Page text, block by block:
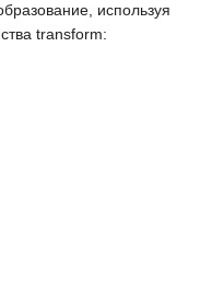
используя
transform: